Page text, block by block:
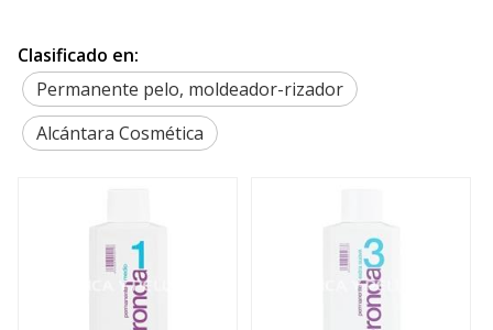
Clasificado en:
Permanente pelo, moldeador-rizador
Alcántara Cosmética